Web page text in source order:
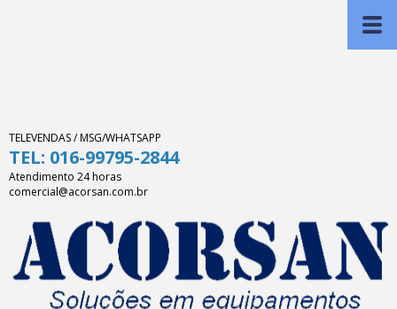
TELEVENDAS / MSG/WHATSAPP
TEL: 016-99795-2844
Atendimento 24 horas
comercial@acorsan.com.br